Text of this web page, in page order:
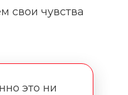
свои чувства
это ни